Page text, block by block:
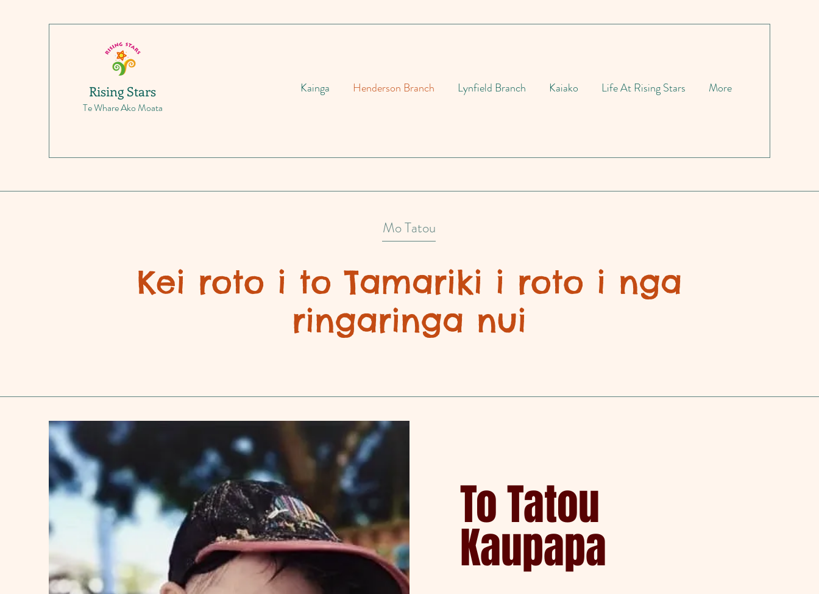
Rising Stars
Te Whare Ako Moata
Kainga Henderson Branch Lynfield Branch Kaiako Life At Rising Stars More
Mo Tatou
Kei roto i to Tamariki i roto i nga
ringaringa nui
To Tatou
Kaupapa